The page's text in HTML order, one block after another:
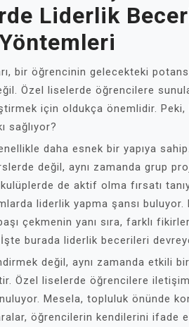
Liderlik
bir öğrencinin gelecekteki
Özel liselerde öğrencilere
için oldukça önemlidir. Peki,
sağlıyor?
daha esnek bir yapıya
değil, aynı zamanda grup
de aktif olma fırsatı
liderlik yapma şansı buluyor.
çekmenin yanı sıra, farklı
burada liderlik becerileri
değil, aynı zamanda etkili
Özel liselerde öğrencilere
Mesela, topluluk önünde
öğrencilerin kendilerini ifade